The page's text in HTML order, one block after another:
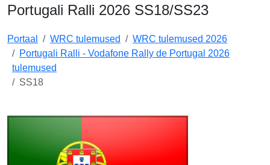
Portugali Ralli 2026 SS18/SS23
Portaal WRC tulemused
WRC tulemused 2026
Portugali Ralli - Vodafone Rally de Portugal 2026
tulemused
SS18